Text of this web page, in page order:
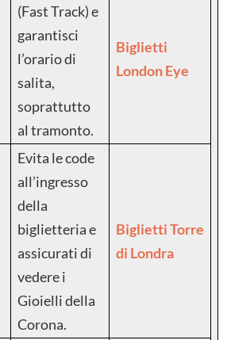
(Fast Track) e
garantisci
l’orario di
salita,
soprattutto
al tramonto.
Biglietti
London Eye
Evita le code
all’ingresso
della
biglietteria e
assicurati di
vedere i
Gioielli della
Corona.
Biglietti Torre
di Londra